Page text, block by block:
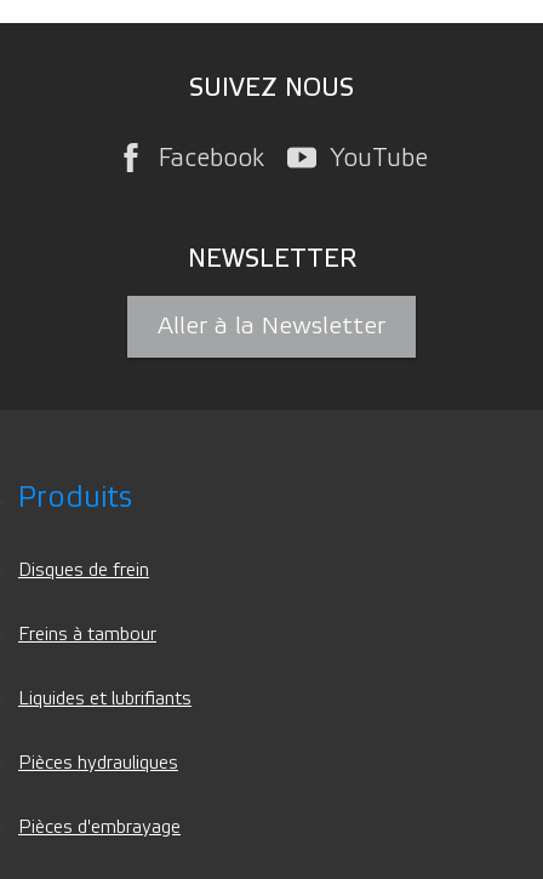
SUIVEZ NOUS
Facebook YouTube
NEWSLETTER
Aller à la Newsletter
Produits
Disques de frein
Freins à tambour
Liquides et lubrifiants
Pièces hydrauliques
Pièces d'embrayage